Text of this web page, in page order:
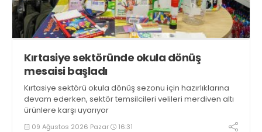
Kırtasiye sektöründe okula dönüş
mesaisi başladı
Kırtasiye sektörü okula dönüş sezonu için hazırlıklarına
devam ederken, sektör temsilcileri velileri merdiven altı
ürünlere karşı uyarıyor
09 Ağustos 2026 Pazar 16:31